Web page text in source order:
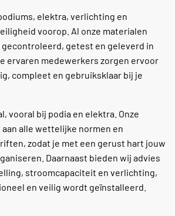
elektra, verlichting en
voorop. Al onze materialen
getest en geleverd in
ervaren medewerkers zorgen ervoor
compleet en gebruiksklaar bij je
vooral bij podia en elektra. Onze
alle wettelijke normen en
zodat je met een gerust hart jouw
Daarnaast bieden wij advies
stroomcapaciteit en verlichting,
en veilig wordt geïnstalleerd.